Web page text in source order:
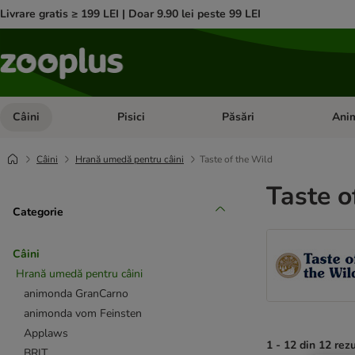
Livrare gratis ≥ 199 LEI | Doar 9.90 lei peste 99 LEI
Câini Deschideți meniul cu categorii: Câini
Pisici Deschideți meniul cu
Păsări
Câini Hrană umedă pentru câini Taste of the Wild
Categorie
Câini
Hrană umedă pentru câini
animonda GranCarno
animonda vom Feinsten
Applaws
Taste
1 - 12 din 12